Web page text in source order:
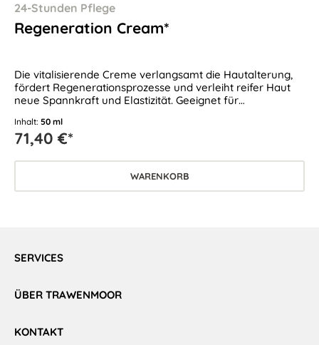
24-Stunden Pflege
Regeneration Cream*
Die vitalisierende Creme verlangsamt die Hautalterung,
fördert Regenerationsprozesse und verleiht reifer Haut
neue Spannkraft und Elastizität. Geeignet für
Inhalt: 50 ml
71,40 €*
WARENKORB
SERVICES
ÜBER TRAWENMOOR
KONTAKT